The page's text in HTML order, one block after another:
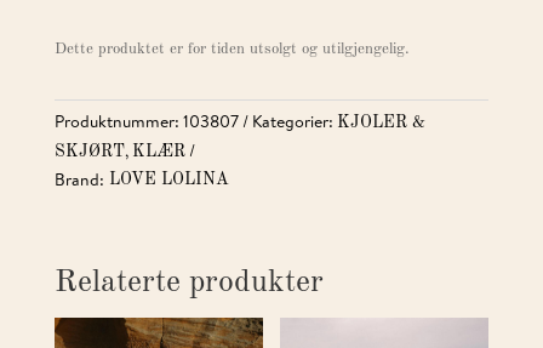
Dette produktet er for tiden utsolgt og utilgjengelig.
Produktnummer: 103807 Kategorier: KJOLER &
SKJØRT, KLÆR
Brand: LOVE LOLINA
Relaterte produkter